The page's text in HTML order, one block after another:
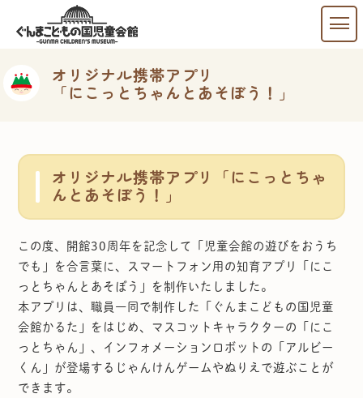
オリジナル携帯アプリ
「にこっとちゃんとあそぼう！」
オリジナル携帯アプリ「にこっとちゃ
んとあそぼう！」
この度、開館30周年を記念して「児童会館の遊びをおうち
でも」を合言葉に、スマートフォン用の知育アプリ「にこ
っとちゃんとあそぼう」を制作いたしました。
本アプリは、職員一同で制作した「ぐんまこどもの国児童
会館かるた」をはじめ、マスコットキャラクターの「にこ
っとちゃん」、インフォメーションロボットの「アルビー
くん」が登場するじゃんけんゲームやぬりえで遊ぶことが
できます。